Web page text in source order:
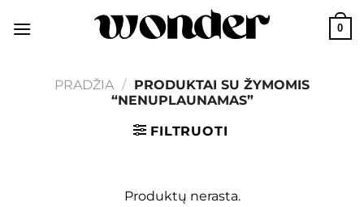
0
PRADŽIA / PRODUKTAI SU ŽYMOMIS
“NENUPLAUNAMAS”
FILTRUOTI
Produktų nerasta.